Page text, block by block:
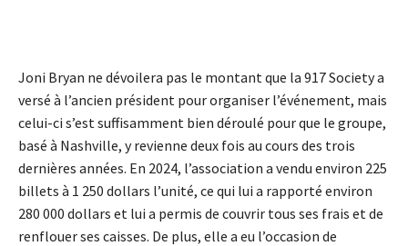
Joni Bryan ne dévoilera pas le montant que la 917 Society a
versé à l’ancien président pour organiser l’événement, mais
celui-ci s’est suffisamment bien déroulé pour que le groupe,
basé à Nashville, y revienne deux fois au cours des trois
dernières années. En 2024, l’association a vendu environ 225
billets à 1 250 dollars l’unité, ce qui lui a rapporté environ
280 000 dollars et lui a permis de couvrir tous ses frais et de
renflouer ses caisses. De plus, elle a eu l’occasion de